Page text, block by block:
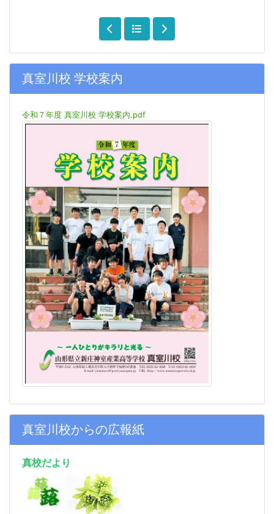
真室川校 学校案内
令和７年度 真室川校 学校案内.pdf
真室川校からの広報紙
真校だより